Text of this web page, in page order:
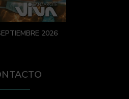
2026